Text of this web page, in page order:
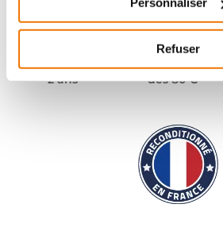
Refuser
Pièces garanties
2 ans
Port offert
dès 80 €